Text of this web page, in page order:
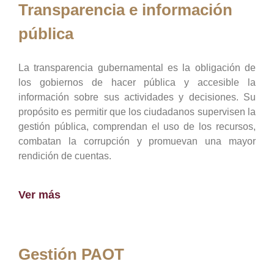
Transparencia e información
pública
La transparencia gubernamental es la obligación de
los gobiernos de hacer pública y accesible la
información sobre sus actividades y decisiones. Su
propósito es permitir que los ciudadanos supervisen la
gestión pública, comprendan el uso de los recursos,
combatan la corrupción y promuevan una mayor
rendición de cuentas.
Ver más
Gestión PAOT